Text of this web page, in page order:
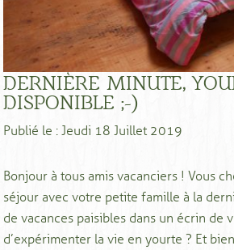
DERNIÈRE MINUTE,
DISPONIBLE ;-)
Publié le : Jeudi 18 Juillet 2019
Bonjour à tous amis vacanciers ! Vous
séjour avec votre petite famille à la
de vacances paisibles dans un écrin de
d’expérimenter la vie en yourte ? Et